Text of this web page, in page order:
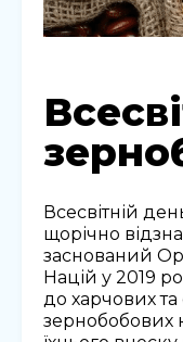
Всесвітній
щорічно
заснований
Націй у 2019
до харчових
зернобобових